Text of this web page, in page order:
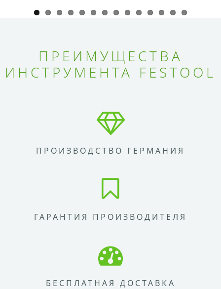
ПРЕИМУЩЕСТВА
ИНСТРУМЕНТА FESTOOL
ПРОИЗВОДСТВО ГЕРМАНИЯ
ГАРАНТИЯ ПРОИЗВОДИТЕЛЯ
БЕСПЛАТНАЯ ДОСТАВКА